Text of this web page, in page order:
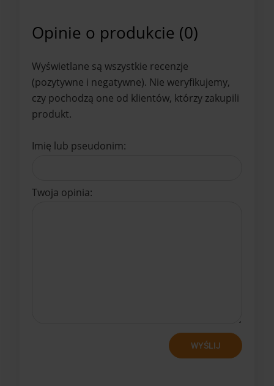
Opinie o produkcie (0)
Wyświetlane są wszystkie recenzje
(pozytywne i negatywne). Nie weryfikujemy,
czy pochodzą one od klientów, którzy zakupili
produkt.
Imię lub pseudonim:
Twoja opinia:
WYŚLIJ